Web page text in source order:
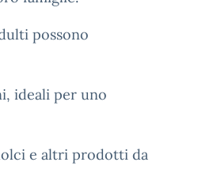
possono
ideali per uno
e altri prodotti da